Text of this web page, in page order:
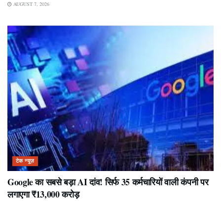
AUGUST 7, 2026
टेक न्यूज़
Google का सबसे बड़ा AI दांव! सिर्फ 35 कर्मचारियों वाली कंपनी पर
लगाएगा ₹13,000 करोड़